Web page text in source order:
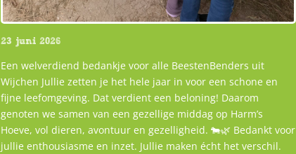
23 juni 2026
Een welverdiend bedankje voor alle BeestenBenders uit
Wijchen Jullie zetten je het hele jaar in voor een schone en
fijne leefomgeving. Dat verdient een beloning! Daarom
genoten we samen van een gezellige middag op Harm’s
Hoeve, vol dieren, avontuur en gezelligheid. 🐄🌿 Bedankt voor
jullie enthousiasme en inzet. Jullie maken écht het verschil.